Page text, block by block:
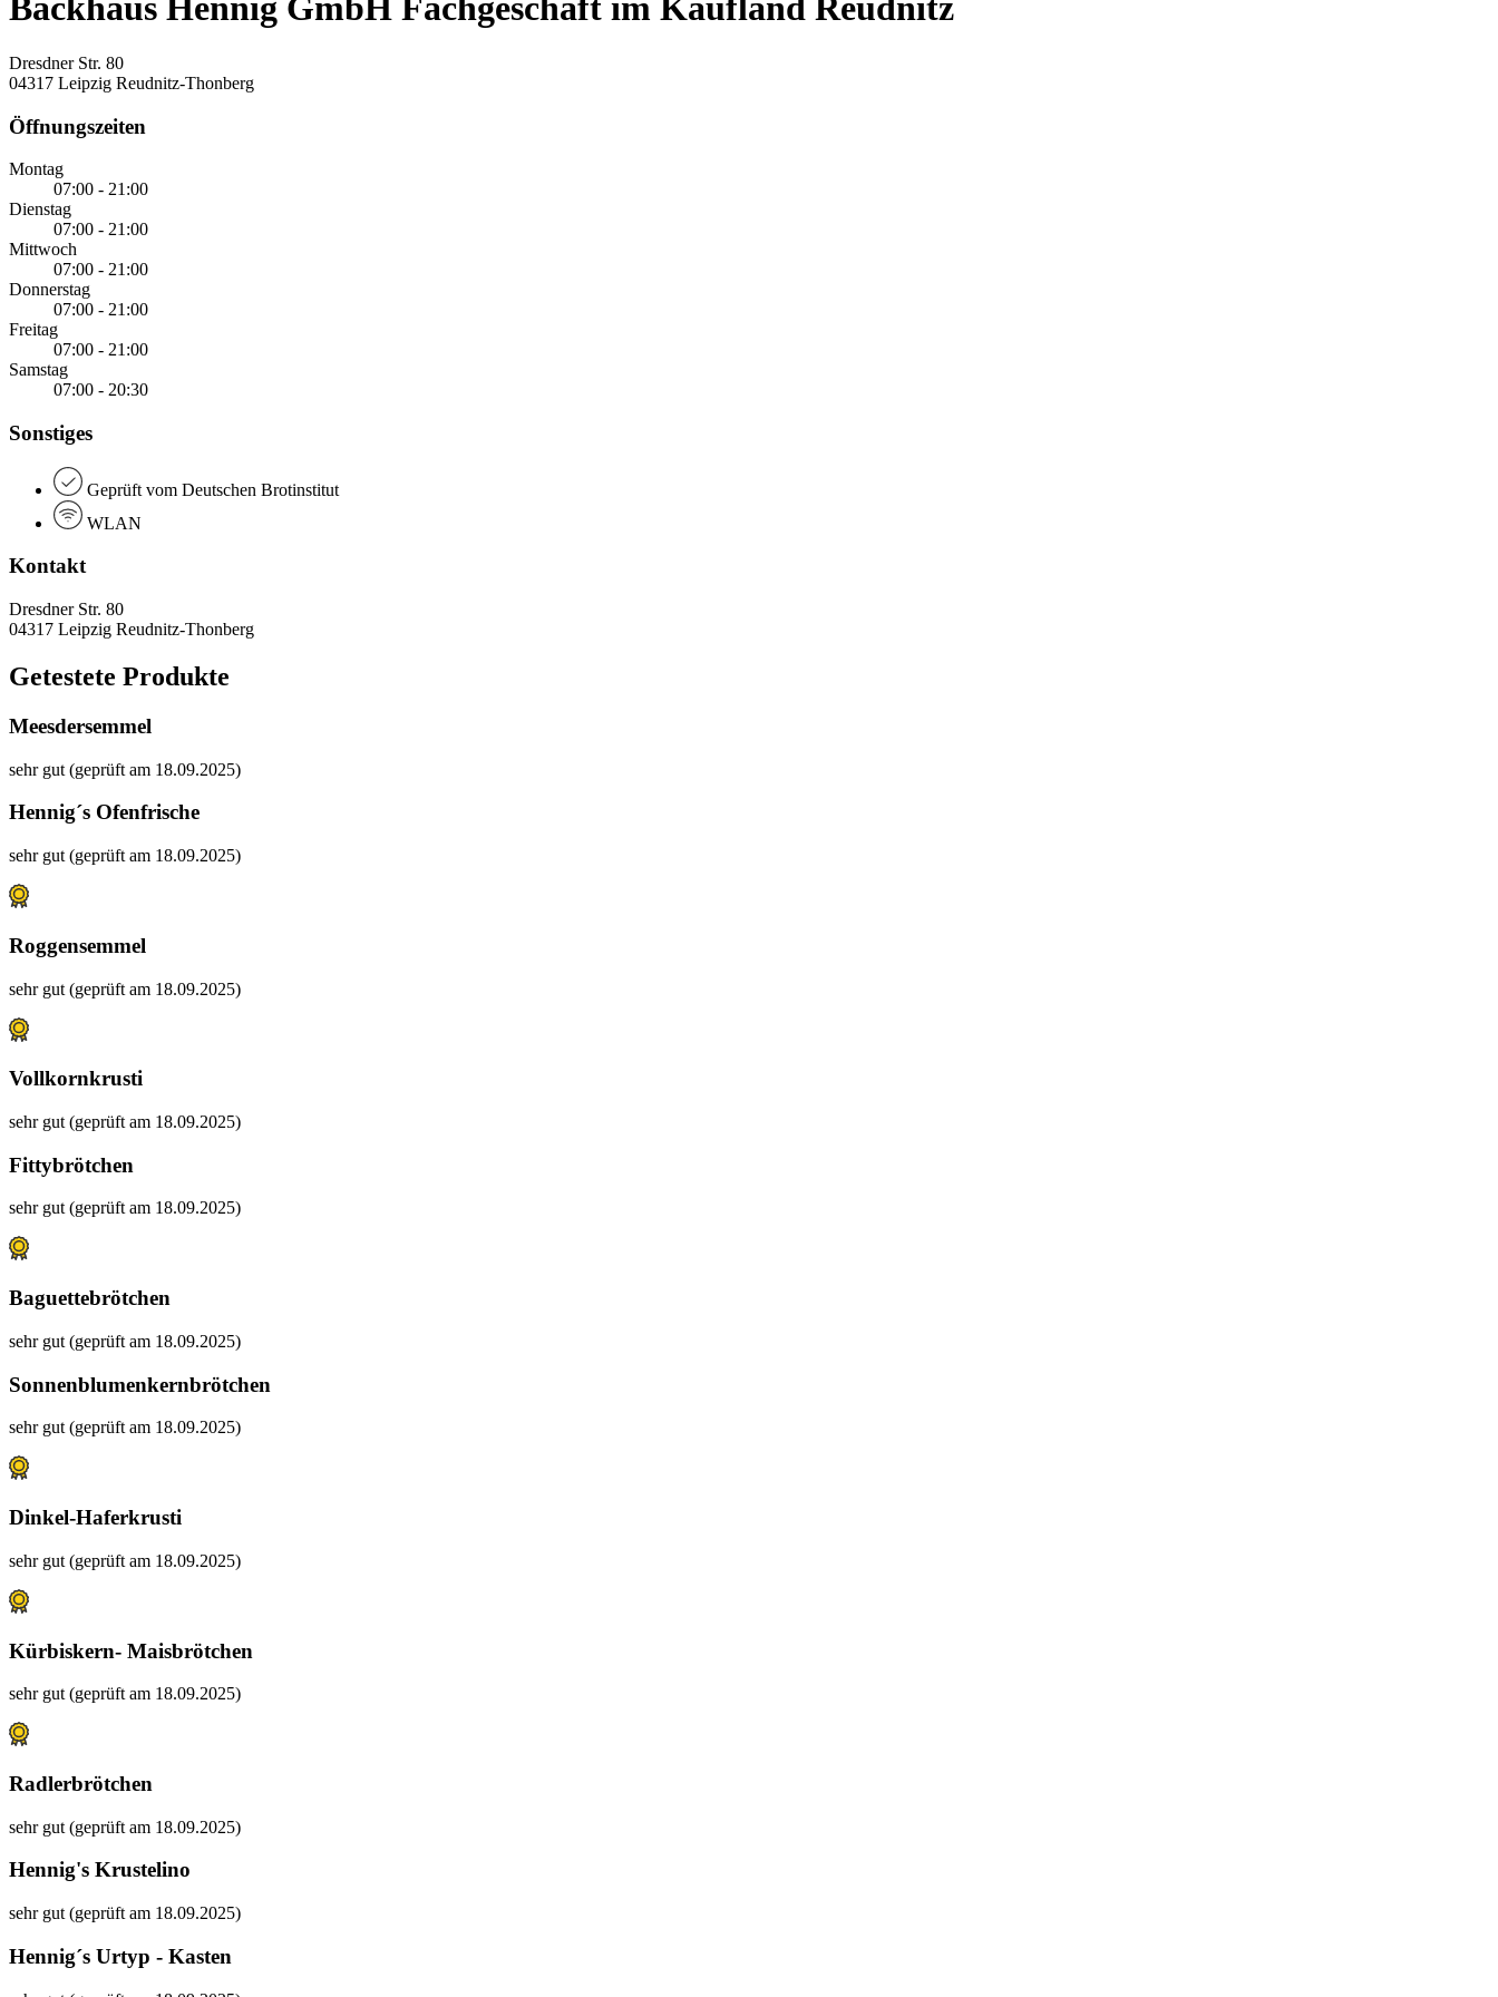
Backhaus Hennig GmbH Fachgeschäft im Kaufland Reudnitz
Dresdner Str. 80
04317 Leipzig Reudnitz-Thonberg
Öffnungszeiten
Montag
07:00 - 21:00
Dienstag
07:00 - 21:00
Mittwoch
07:00 - 21:00
Donnerstag
07:00 - 21:00
Freitag
07:00 - 21:00
Samstag
07:00 - 20:30
Sonstiges
Geprüft vom Deutschen Brotinstitut
WLAN
Kontakt
Dresdner Str. 80
04317 Leipzig Reudnitz-Thonberg
Getestete Produkte
Meesdersemmel
sehr gut (geprüft am 18.09.2025)
Hennig´s Ofenfrische
sehr gut (geprüft am 18.09.2025)
Roggensemmel
sehr gut (geprüft am 18.09.2025)
Vollkornkrusti
sehr gut (geprüft am 18.09.2025)
Fittybrötchen
sehr gut (geprüft am 18.09.2025)
Baguettebrötchen
sehr gut (geprüft am 18.09.2025)
Sonnenblumenkernbrötchen
sehr gut (geprüft am 18.09.2025)
Dinkel-Haferkrusti
sehr gut (geprüft am 18.09.2025)
Kürbiskern- Maisbrötchen
sehr gut (geprüft am 18.09.2025)
Radlerbrötchen
sehr gut (geprüft am 18.09.2025)
Hennig's Krustelino
sehr gut (geprüft am 18.09.2025)
Hennig´s Urtyp - Kasten